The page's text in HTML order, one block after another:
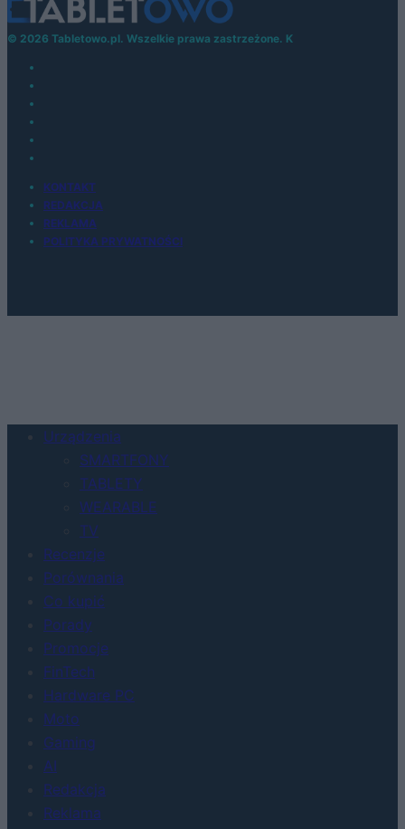
© 2026 Tabletowo.pl. Wszelkie prawa zastrzeżone. K
KONTAKT
REDAKCJA
REKLAMA
POLITYKA PRYWATNOŚCI
Urządzenia
SMARTFONY
TABLETY
WEARABLE
TV
Recenzje
Porównania
Co kupić
Porady
Promocje
FinTech
Hardware PC
Moto
Gaming
AI
Redakcja
Reklama